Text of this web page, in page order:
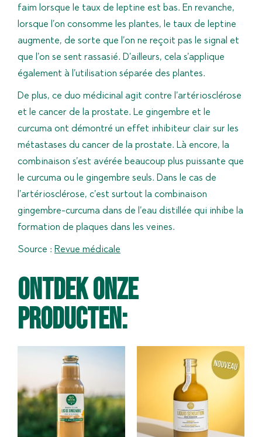
faim lorsque le taux de leptine est bas. En revanche,
lorsque l’on consomme les plantes, le taux de leptine
augmente, de sorte que l’on ne reçoit pas le signal et
que l’on se sent rassasié. D’ailleurs, cela s’applique
également à l’utilisation séparée des plantes.
De plus, ce duo médicinal agit contre l’artériosclérose
et le cancer de la prostate. Le gingembre et le
curcuma ont démontré un effet inhibiteur clair sur les
métastases du cancer de la prostate. Là encore, la
combinaison s’est avérée beaucoup plus puissante que
le curcuma ou le gingembre seuls. Dans le cas de
l’artériosclérose, c’est surtout la combinaison
gingembre-curcuma dans de l’eau distillée qui inhibe la
formation de plaques dans les veines.
Source : Revue médicale
Ontdek onze
producten: